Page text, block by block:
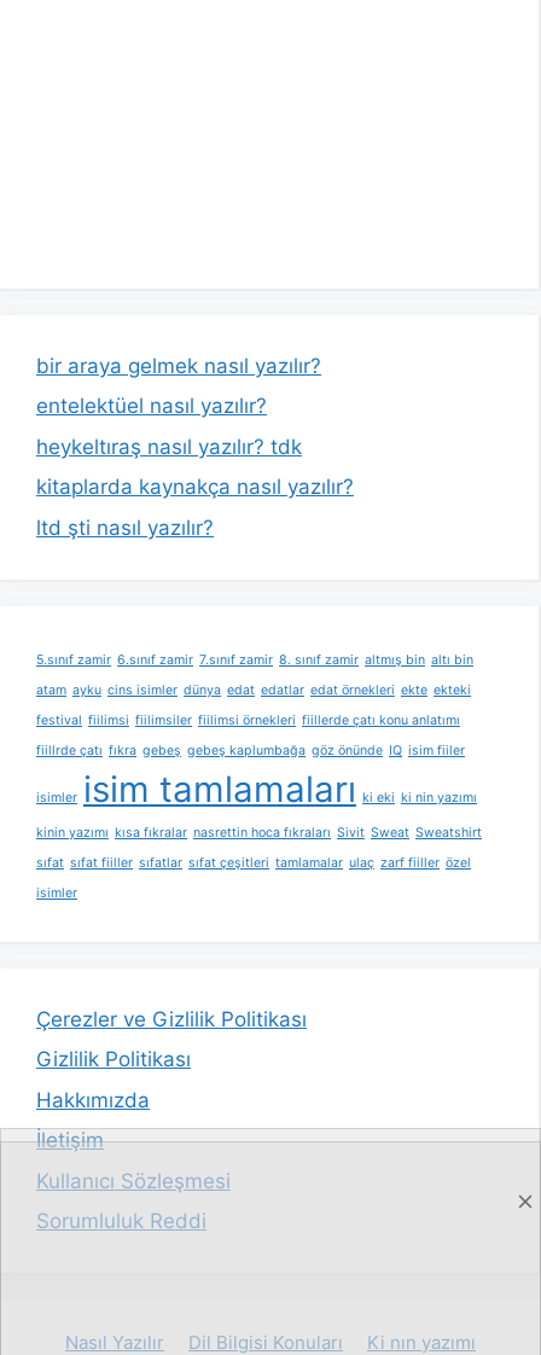
bir araya gelmek nasıl yazılır?
entelektüel nasıl yazılır?
heykeltıraş nasıl yazılır? tdk
kitaplarda kaynakça nasıl yazılır?
ltd şti nasıl yazılır?
5.sınıf zamir 6.sınıf zamir 7.sınıf zamir 8. sınıf zamir altmış bin altı bin
atam ayku cins isimler dünya edat edatlar edat örnekleri ekte ekteki
festival fiilimsi fiilimsiler fiilimsi örnekleri fiillerde çatı konu anlatımı
fiillrde çatı fıkra gebeş gebeş kaplumbağa göz önünde IQ isim fiiler
isimler isim tamlamaları ki eki ki nin yazımı
kinin yazımı kısa fıkralar nasrettin hoca fıkraları Sivit Sweat Sweatshirt
sıfat sıfat fiiller sıfatlar sıfat çeşitleri tamlamalar ulaç zarf fiiller özel
isimler
Çerezler ve Gizlilik Politikası
Gizlilik Politikası
Hakkımızda
İletişim
Kullanıcı Sözleşmesi
Sorumluluk Reddi
Nasıl Yazılır Dil Bilgisi Konuları Ki nın yazımı